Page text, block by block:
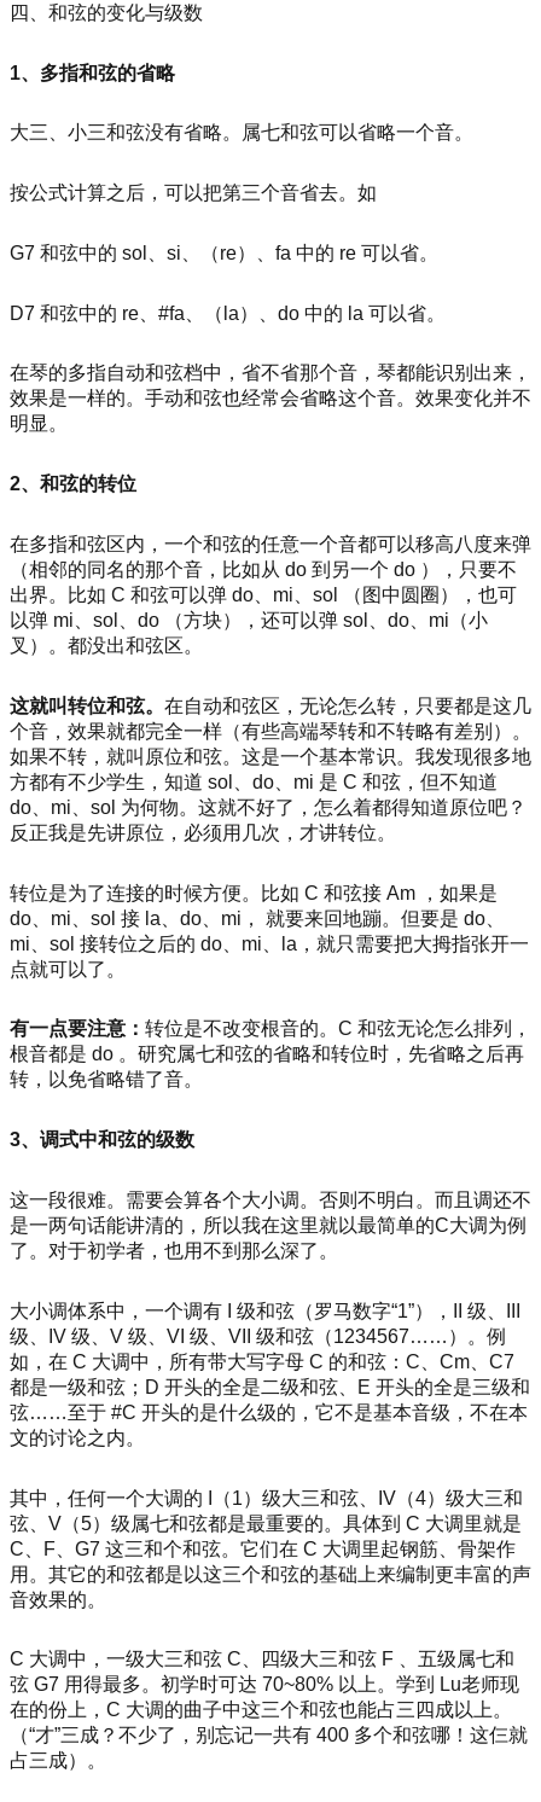
四、和弦的变化与级数
1、多指和弦的省略
大三、小三和弦没有省略。属七和弦可以省略一个音。
按公式计算之后，可以把第三个音省去。如
G7 和弦中的 sol、si、（re）、fa 中的 re 可以省。
D7 和弦中的 re、#fa、（la）、do 中的 la 可以省。
在琴的多指自动和弦档中，省不省那个音，琴都能识别出来，
效果是一样的。手动和弦也经常会省略这个音。效果变化并不
明显。
2、和弦的转位
在多指和弦区内，一个和弦的任意一个音都可以移高八度来弹
（相邻的同名的那个音，比如从 do 到另一个 do ），只要不
出界。比如 C 和弦可以弹 do、mi、sol （图中圆圈），也可
以弹 mi、sol、do （方块），还可以弹 sol、do、mi（小
叉）。都没出和弦区。
这就叫转位和弦。 在自动和弦区，无论怎么转，只要都是这几
个音，效果就都完全一样（有些高端琴转和不转略有差别）。
如果不转，就叫原位和弦。这是一个基本常识。我发现很多地
方都有不少学生，知道 sol、do、mi 是 C 和弦，但不知道
do、mi、sol 为何物。这就不好了，怎么着都得知道原位吧？
反正我是先讲原位，必须用几次，才讲转位。
转位是为了连接的时候方便。比如 C 和弦接 Am ，如果是
do、mi、sol 接 la、do、mi， 就要来回地蹦。但要是 do、
mi、sol 接转位之后的 do、mi、la，就只需要把大拇指张开一
点就可以了。
有一点要注意： 转位是不改变根音的。C 和弦无论怎么排列，
根音都是 do 。研究属七和弦的省略和转位时，先省略之后再
转，以免省略错了音。
3、调式中和弦的级数
这一段很难。需要会算各个大小调。否则不明白。而且调还不
是一两句话能讲清的，所以我在这里就以最简单的C大调为例
了。对于初学者，也用不到那么深了。
大小调体系中，一个调有 I 级和弦（罗马数字“1”），II 级、III
级、IV 级、V 级、VI 级、VII 级和弦（1234567……）。例
如，在 C 大调中，所有带大写字母 C 的和弦：C、Cm、C7
都是一级和弦；D 开头的全是二级和弦、E 开头的全是三级和
弦……至于 #C 开头的是什么级的，它不是基本音级，不在本
文的讨论之内。
其中，任何一个大调的 I（1）级大三和弦、IV（4）级大三和
弦、V（5）级属七和弦都是最重要的。具体到 C 大调里就是
C、F、G7 这三和个和弦。它们在 C 大调里起钢筋、骨架作
用。其它的和弦都是以这三个和弦的基础上来编制更丰富的声
音效果的。
C 大调中，一级大三和弦 C、四级大三和弦 F 、五级属七和
弦 G7 用得最多。初学时可达 70~80% 以上。学到 Lu老师现
在的份上，C 大调的曲子中这三个和弦也能占三四成以上。
（“才”三成？不少了，别忘记一共有 400 多个和弦哪！这仨就
占三成）。